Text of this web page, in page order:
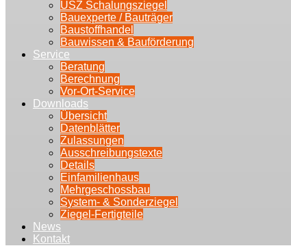
USZ Schalungsziegel
Bauexperte / Bauträger
Baustoffhandel
Bauwissen & Bauförderung
Service
Beratung
Berechnung
Vor-Ort-Service
Downloads
Übersicht
Datenblätter
Zulassungen
Ausschreibungstexte
Details
Einfamilienhaus
Mehrgeschossbau
System- & Sonderziegel
Ziegel-Fertigteile
News
Kontakt